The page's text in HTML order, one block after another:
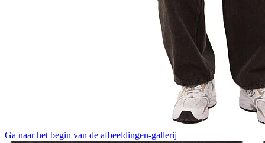
Ga naar het begin van de afbeeldingen-gallerij